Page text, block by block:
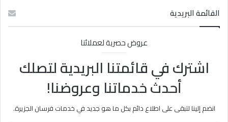
القائمة البريدية
عروض حصرية لعملائنا
اشترك في قائمتنا البريدية لتصلك
أحدث خدماتنا وعروضنا!
انضم إلينا لتبقى على اطلاع دائم بكل ما هو جديد في خدمات فرسان الجزيرة.